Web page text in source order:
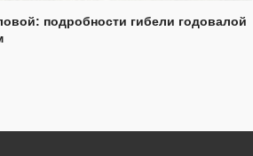
подробности гибели годовалой